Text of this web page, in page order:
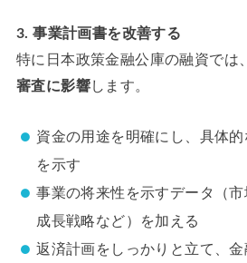
3. 事業計画書を改善する
特に日本政策金融公庫の融資では、
審査に影響します。
資金の用途を明確にし、具体
を示す
事業の将来性を示すデータ（
成長戦略など）を加える
返済計画をしっかりと立て、